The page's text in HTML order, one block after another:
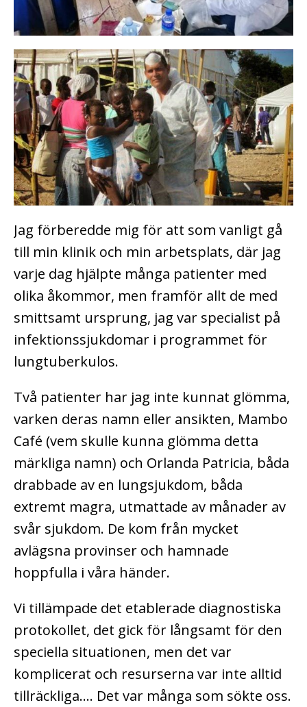
Jag förberedde mig för att som vanligt gå
till min klinik och min arbetsplats, där jag
varje dag hjälpte många patienter med
olika åkommor, men framför allt de med
smittsamt ursprung, jag var specialist på
infektionssjukdomar i programmet för
lungtuberkulos.
Två patienter har jag inte kunnat glömma,
varken deras namn eller ansikten, Mambo
Café (vem skulle kunna glömma detta
märkliga namn) och Orlanda Patricia, båda
drabbade av en lungsjukdom, båda
extremt magra, utmattade av månader av
svår sjukdom. De kom från mycket
avlägsna provinser och hamnade
hoppfulla i våra händer.
Vi tillämpade det etablerade diagnostiska
protokollet, det gick för långsamt för den
speciella situationen, men det var
komplicerat och resurserna var inte alltid
tillräckliga…. Det var många som sökte oss.